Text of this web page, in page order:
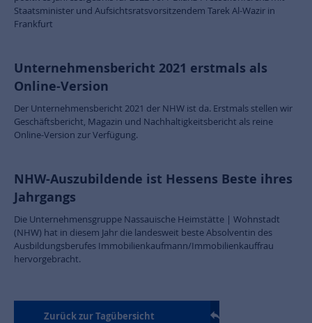
Staatsminister und Aufsichtsratsvorsitzendem Tarek Al-Wazir in
Frankfurt
Unternehmensbericht 2021 erstmals als
Online-Version
Der Unternehmensbericht 2021 der NHW ist da. Erstmals stellen wir
Geschäftsbericht, Magazin und Nachhaltigkeitsbericht als reine
Online-Version zur Verfügung.
NHW-Auszubildende ist Hessens Beste ihres
Jahrgangs
Die Unternehmensgruppe Nassauische Heimstätte | Wohnstadt
(NHW) hat in diesem Jahr die landesweit beste Absolventin des
Ausbildungsberufes Immobilienkaufmann/Immobilienkauffrau
hervorgebracht.
Zurück zur Tagübersicht